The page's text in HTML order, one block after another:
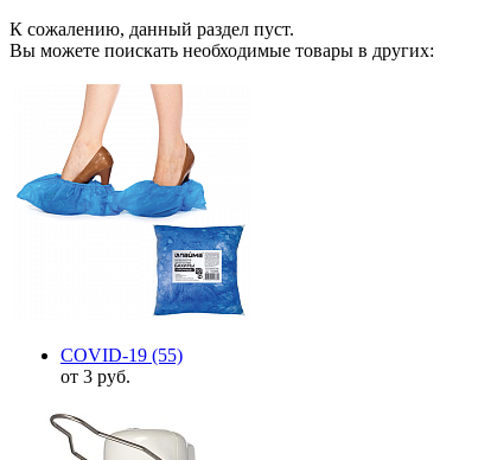
К сожалению, данный раздел пуст.
Вы можете поискать необходимые товары в других:
COVID-19 (55)
от 3 руб.